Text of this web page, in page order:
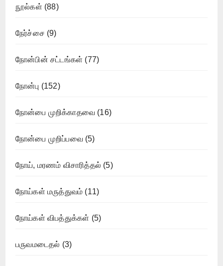
நூல்கள் (88)
நேர்ச்சை (9)
நோன்பின் சட்டங்கள் (77)
நோன்பு (152)
நோன்பை முறிக்காதவை (16)
நோன்பை முறிப்பவை(5)
நோய், மரணம் விசாரித்தல் (5)
நோய்கள் மருத்துவம் (11)
நோய்கள் விபத்துக்கள் (5)
பருவமடைதல் (3)